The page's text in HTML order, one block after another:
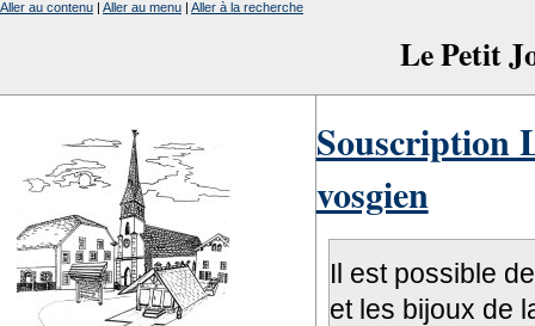
Le Petit
Aller au contenu | Aller au menu | Aller à la recherche
Souscription
vosgien
Il est possible
et les bijoux de